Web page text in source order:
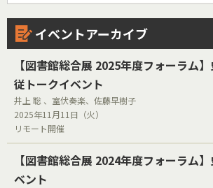
イベントアーカイブ
【図書館総合展 2025年度フォーラム
従トークイベント
井上 聡 、室伏奏楽、佐藤早樹子
2025年11月11日（火）
リモート開催
【図書館総合展 2024年度フォーラム
ベント